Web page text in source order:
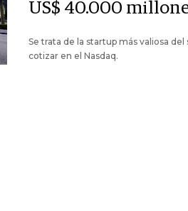
US$ 40.000
Se trata de la startup más valiosa
cotizar en el Nasdaq.